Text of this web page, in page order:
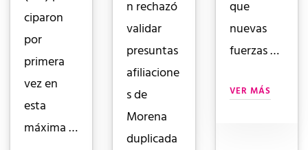
ciparon
por
primera
vez en
esta
máxima …
n rechazó
validar
presuntas
afiliacione
s de
Morena
duplicada
que
nuevas
fuerzas …
VER MÁS